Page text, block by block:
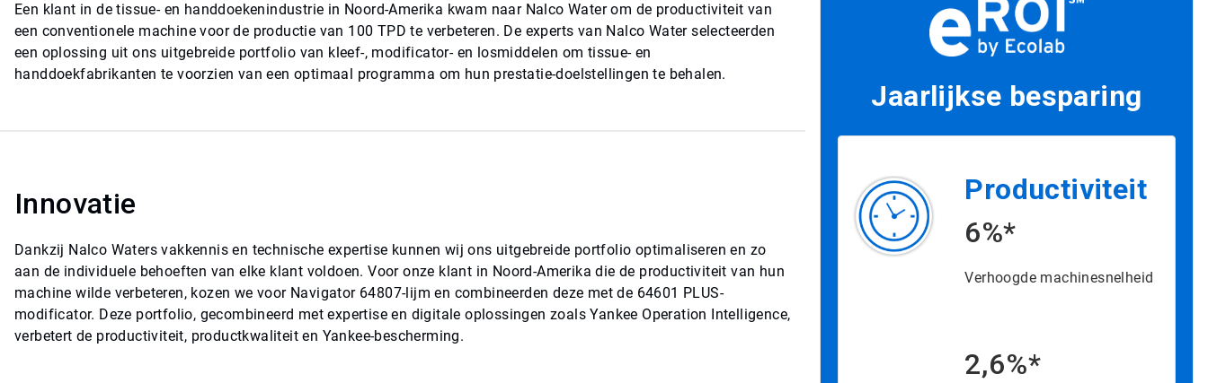
Een klant in de tissue- en handdoekenindustrie in Noord-Amerika kwam naar Nalco Water om de productiviteit van
een conventionele machine voor de productie van 100 TPD te verbeteren. De experts van Nalco Water selecteerden
een oplossing uit ons uitgebreide portfolio van kleef-, modificator- en losmiddelen om tissue- en
handdoekfabrikanten te voorzien van een optimaal programma om hun prestatie-doelstellingen te behalen.
Innovatie
Dankzij Nalco Waters vakkennis en technische expertise kunnen wij ons uitgebreide portfolio optimaliseren en zo
aan de individuele behoeften van elke klant voldoen. Voor onze klant in Noord-Amerika die de productiviteit van hun
machine wilde verbeteren, kozen we voor Navigator 64807-lijm en combineerden deze met de 64601 PLUS-
modificator. Deze portfolio, gecombineerd met expertise en digitale oplossingen zoals Yankee Operation Intelligence,
verbetert de productiviteit, productkwaliteit en Yankee-bescherming.
Jaarlijkse besparing
Productiviteit
6%*
Verhoogde machinesnelheid
2,6%*